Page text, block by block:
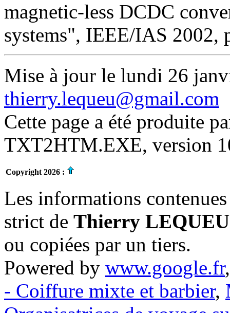
magnetic-less DCDC
systems", IEEE/IAS 2002,
Mise à jour le lundi 26
thierry.lequeu@gmail.com
Cette page a été produite
TXT2HTM.EXE, version
Copyright 2026 :
Les informations
strict de Thierry LEQUEU
ou copiées par un tiers.
Powered by www.google.fr
- Coiffure mixte et barbier,